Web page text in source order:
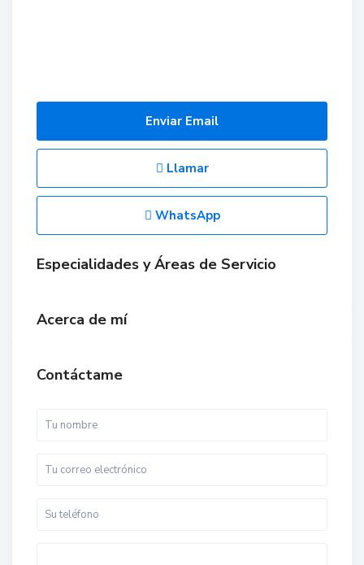
Enviar Email
Llamar
WhatsApp
Especialidades y Áreas de Servicio
Acerca de mí
Contáctame